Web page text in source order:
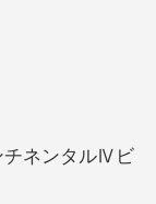
チネンタルⅣビ